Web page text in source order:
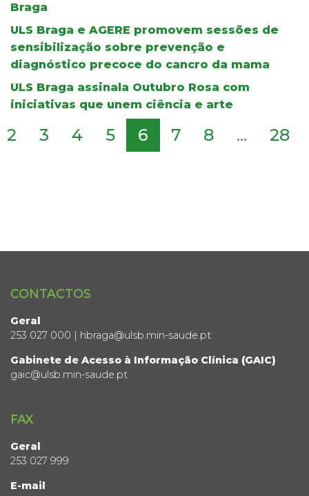
Braga
ULS Braga e AGERE promovem sessões de
sensibilização sobre prevenção e
diagnóstico precoce do cancro da mama
ULS Braga assinala Outubro Rosa com
iniciativas que unem ciência e arte
2 3 4 5 6 7 8 ... 28
CONTACTOS
Geral
253 027 000 | hbraga@ulsb.min-saude.pt
Gabinete de Acesso à Informação Clínica (GAIC)
gaic@ulsb.min-saude.pt
FAX
Geral
253 027 999
E-mail